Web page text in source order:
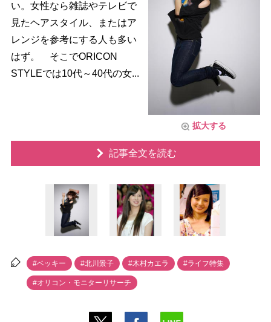
拡大する
い。女性なら雑誌やテレビで
見たヘアスタイル、またはア
レンジを参考にする人も多い
はず。 そこでORICON
STYLEでは10代～40代の女...
記事全文を読む
#ベッキー #北川景子 #木村カエラ #ライフ特集
#オリコン・モニターリサーチ